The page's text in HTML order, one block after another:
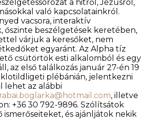
a hitről, Jézusról,
való kapcsolatainkról.
vacsora, interaktív
őszinte beszélgetések keretében,
várjuk a keresőket, nem
egyaránt. Az Alpha tíz
csütörtök esti alkalomból és egy
az első találkozás január 27-én 19
klotildligeti plébánián, jelentkezni
lehet az alábbi
rabai.boglarka@hotmail.com, illetve
+36 30 792-9896. Szólítsátok
ismerőseiteket, és ajánljátok nekik